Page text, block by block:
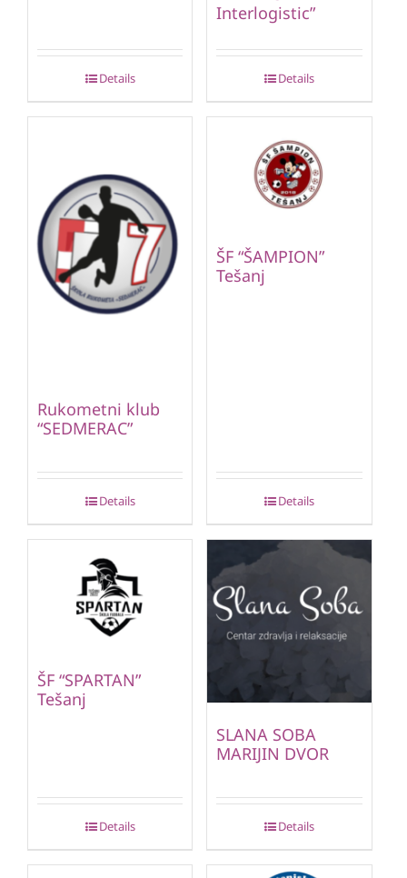
Details
Interlogistic”
Details
Rukometni klub
“SEDMERAC”
Details
ŠF “ŠAMPION”
Tešanj
Details
ŠF “SPARTAN”
Tešanj
Details
SLANA SOBA
MARIJIN DVOR
Details